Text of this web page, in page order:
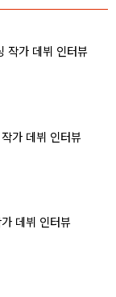
작가 데뷔 인터뷰
가 데뷔 인터뷰
데뷔 인터뷰